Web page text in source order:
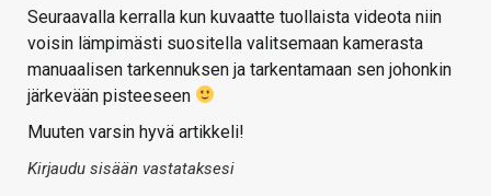
Seuraavalla kerralla kun kuvaatte tuollaista videota niin
voisin lämpimästi suositella valitsemaan kamerasta
manuaalisen tarkennuksen ja tarkentamaan sen johonkin
järkevään pisteeseen
Muuten varsin hyvä artikkeli!
Kirjaudu sisään vastataksesi